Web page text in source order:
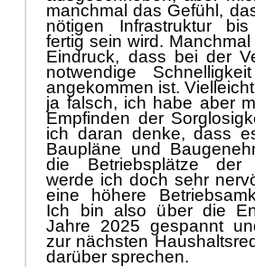
manchmal das Gefühl,
nötigen Infrastruktur
fertig sein wird.
Eindruck, dass bei der
notwendige
angekommen ist.
ja falsch, ich habe aber
Empfinden der
ich daran denke, dass
Baupläne und
die Betriebsplätze der
werde ich doch sehr
eine höhere
Ich bin also über die
Jahre 2025 gespannt
zur nächsten
darüber sprechen.